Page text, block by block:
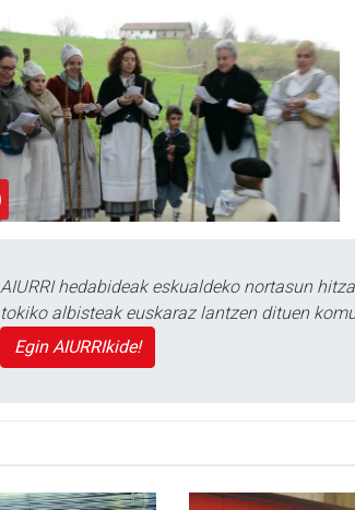
AIURRI hedabideak eskualdeko nortasun
tokiko albisteak euskaraz lantzen dituen
Egin AIURRIkide!